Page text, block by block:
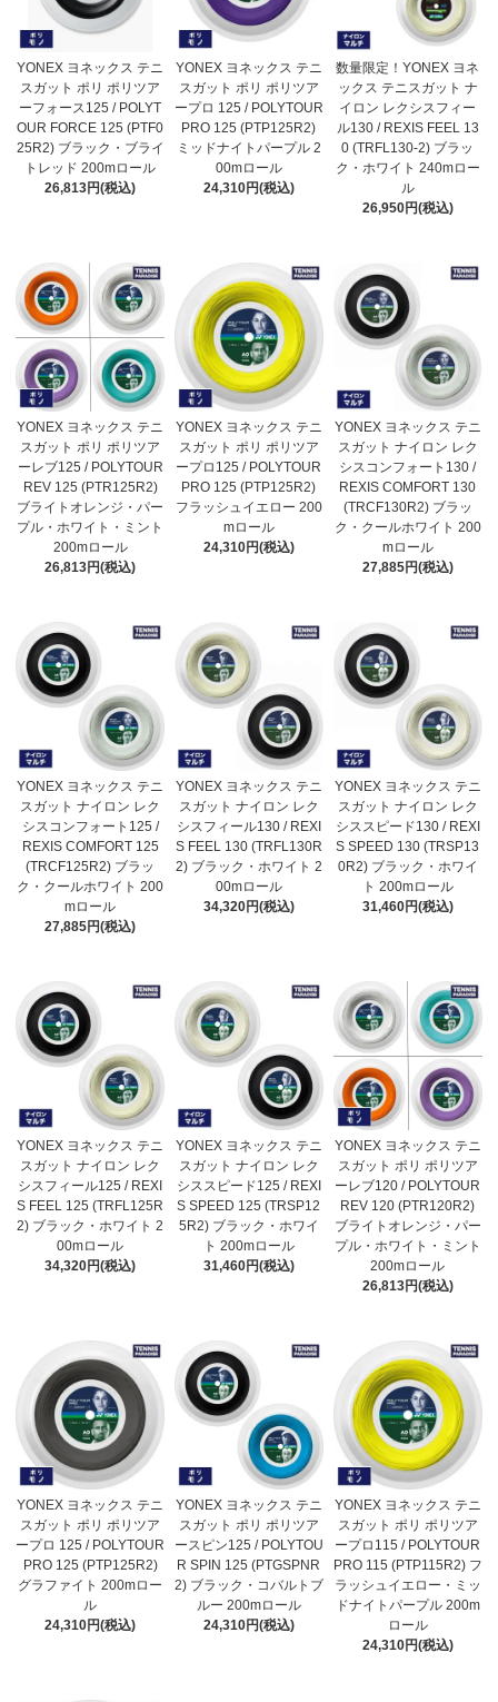
YONEX ヨネックス テニ
スガット ポリ ポリツア
ーフォース125 / POLYT
OUR FORCE 125 (PTF0
25R2) ブラック・ブライ
トレッド 200mロール
26,813円(税込)
YONEX ヨネックス テニ
スガット ポリ ポリツア
ープロ 125 / POLYTOUR
PRO 125 (PTP125R2)
ミッドナイトパープル 2
00mロール
24,310円(税込)
数量限定！YONEX ヨネ
ックス テニスガット ナ
イロン レクシスフィー
ル130 / REXIS FEEL 13
0 (TRFL130-2) ブラッ
ク・ホワイト 240mロー
ル
26,950円(税込)
YONEX ヨネックス テニ
スガット ポリ ポリツア
ーレブ125 / POLYTOUR
REV 125 (PTR125R2)
ブライトオレンジ・パー
プル・ホワイト・ミント
200mロール
26,813円(税込)
YONEX ヨネックス テニ
スガット ポリ ポリツア
ープロ125 / POLYTOUR
PRO 125 (PTP125R2)
フラッシュイエロー 200
mロール
24,310円(税込)
YONEX ヨネックス テニ
スガット ナイロン レク
シスコンフォート130 /
REXIS COMFORT 130
(TRCF130R2) ブラッ
ク・クールホワイト 200
mロール
27,885円(税込)
YONEX ヨネックス テニ
スガット ナイロン レク
シスコンフォート125 /
REXIS COMFORT 125
(TRCF125R2) ブラッ
ク・クールホワイト 200
mロール
27,885円(税込)
YONEX ヨネックス テニ
スガット ナイロン レク
シスフィール130 / REXI
S FEEL 130 (TRFL130R
2) ブラック・ホワイト 2
00mロール
34,320円(税込)
YONEX ヨネックス テニ
スガット ナイロン レク
シススピード130 / REXI
S SPEED 130 (TRSP13
0R2) ブラック・ホワイ
ト 200mロール
31,460円(税込)
YONEX ヨネックス テニ
スガット ナイロン レク
シスフィール125 / REXI
S FEEL 125 (TRFL125R
2) ブラック・ホワイト 2
00mロール
34,320円(税込)
YONEX ヨネックス テニ
スガット ナイロン レク
シススピード125 / REXI
S SPEED 125 (TRSP12
5R2) ブラック・ホワイ
ト 200mロール
31,460円(税込)
YONEX ヨネックス テニ
スガット ポリ ポリツア
ーレブ120 / POLYTOUR
REV 120 (PTR120R2)
ブライトオレンジ・パー
プル・ホワイト・ミント
200mロール
26,813円(税込)
YONEX ヨネックス テニ
スガット ポリ ポリツア
ープロ 125 / POLYTOUR
PRO 125 (PTP125R2)
グラファイト 200mロー
ル
24,310円(税込)
YONEX ヨネックス テニ
スガット ポリ ポリツア
ースピン125 / POLYTOU
R SPIN 125 (PTGSPNR
2) ブラック・コバルトブ
ルー 200mロール
24,310円(税込)
YONEX ヨネックス テニ
スガット ポリ ポリツア
ープロ115 / POLYTOUR
PRO 115 (PTP115R2) フ
ラッシュイエロー・ミッ
ドナイトパープル 200m
ロール
24,310円(税込)